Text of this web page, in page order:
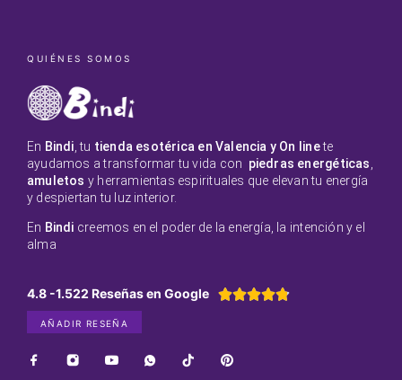
QUIÉNES SOMOS
En Bindi , tu tienda esotérica en Valencia y On linete
ayudamos a transformar tu vida con piedras energéticas
amuletos y herramientas espirituales que elevan tu energía
y despiertan tu luz interior.
En Bindi creemos en el poder de la energía, la intención y el
alma
4.8 -1.522 Reseñas en Google 
AÑADIR RESEÑA